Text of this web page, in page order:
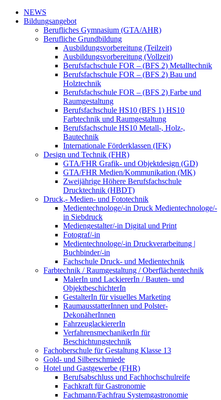
NEWS
Bildungsangebot
Berufliches Gymnasium (GTA/AHR)
Berufliche Grundbildung
Ausbildungsvorbereitung (Teilzeit)
Ausbildungsvorbereitung (Vollzeit)
Berufsfachschule FOR – (BFS 2) Metalltechnik
Berufsfachschule FOR – (BFS 2) Bau und
Holztechnik
Berufsfachschule FOR – (BFS 2) Farbe und
Raumgestaltung
Berufsfachschule HS10 (BFS 1) HS10
Farbtechnik und Raumgestaltung
Berufsfachschule HS10 Metall-, Holz-,
Bautechnik
Internationale Förderklassen (IFK)
Design und Technik (FHR)
GTA/FHR Grafik- und Objektdesign (GD)
GTA/FHR Medien/Kommunikation (MK)
Zweijährige Höhere Berufsfachschule
Drucktechnik (HBDT)
Druck,- Medien- und Fototechnik
Medientechnologe/-in Druck Medientechnologe/-
in Siebdruck
Mediengestalter/-in Digital und Print
Fotograf/-in
Medientechnologe/-in Druckverarbeitung |
Buchbinder/-in
Fachschule Druck- und Medientechnik
Farbtechnik / Raumgestaltung / Oberflächentechnik
MalerIn und LackiererIn / Bauten- und
ObjektbeschichterIn
GestalterIn für visuelles Marketing
RaumausstatterInnen und Polster-
DekonäherInnen
FahrzeuglackiererIn
VerfahrensmechanikerIn für
Beschichtungstechnik
Fachoberschule für Gestaltung Klasse 13
Gold- und Silberschmiede
Hotel und Gastgewerbe (FHR)
Berufsabschluss und Fachhochschulreife
Fachkraft für Gastronomie
Fachmann/Fachfrau Systemgastronomie